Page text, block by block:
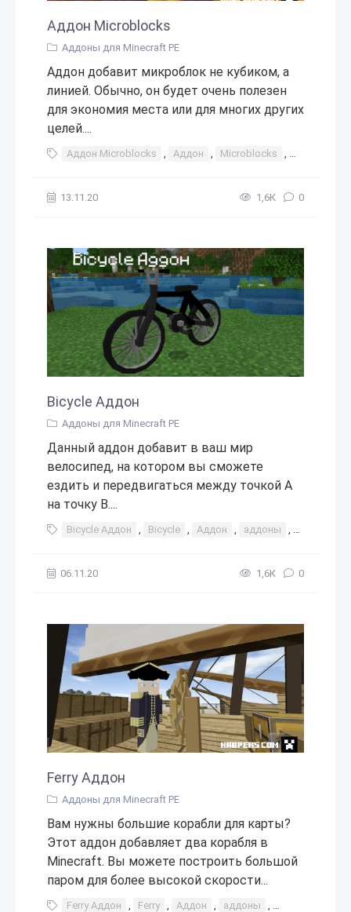
Аддон Microblocks
Аддоны для Minecraft PE
Аддон добавит микроблок не кубиком, а
линией. Обычно, он будет очень полезен
для экономия места или для многих других
целей....
Аддон Microblocks , Аддон , Microblocks , дополнение
13.11.20 1,6К 0
Bicycle Аддон
Аддоны для Minecraft PE
Данный аддон добавит в ваш мир
велосипед, на котором вы сможете
ездить и передвигаться между точкой А
на точку В....
Bicycle Аддон , Bicycle , Аддон , аддоны , мод
06.11.20 1,6К 0
Ferry Аддон
Аддоны для Minecraft PE
Вам нужны большие корабли для карты?
Этот аддон добавляет два корабля в
Minecraft. Вы можете построить большой
паром для более высокой скорости...
Ferry Аддон , Ferry , Аддон , аддоны , мод